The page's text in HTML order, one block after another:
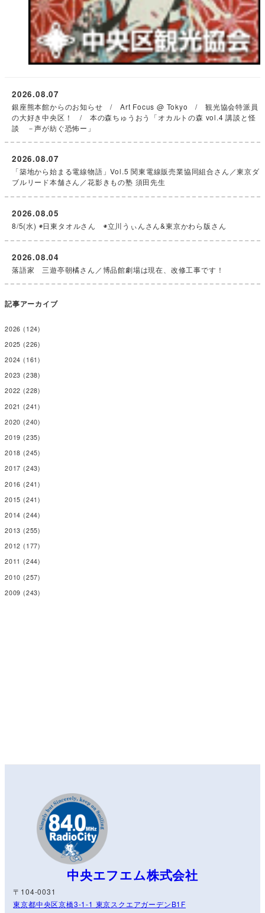
銀座熊本館からのお知らせ / Art Focus @ Tokyo / 観光協会特派員
の大好き中央区！ / 本の森ちゅうおう「オカルトの森 vol.4 講談と怪
談 －声が紡ぐ恐怖ー」
2026.08.07
「築地から始まる電線物語」Vol.5 関東電線販売業協同組合さん／東京ダ
ブルリード本舗さん／花影きもの塾 須田先生
2026.08.07
8/5(水) ◉日東タオルさん ◉立川うぃんさん&東京かわら版さん
2026.08.05
落語家 三遊亭朝橘さん／博品館劇場は現在、改修工事です！
2026.08.04
記事アーカイブ
2026 (124)
2025 (226)
2024 (161)
2023 (238)
2022 (228)
2021 (241)
2020 (240)
2019 (235)
2018 (245)
2017 (243)
2016 (241)
2015 (241)
2014 (244)
2013 (255)
2012 (177)
2011 (244)
2010 (257)
2009 (243)
中央エフエム株式会社
〒104-0031
東京都中央区京橋3-1-1 東京スクエアガーデンB1F